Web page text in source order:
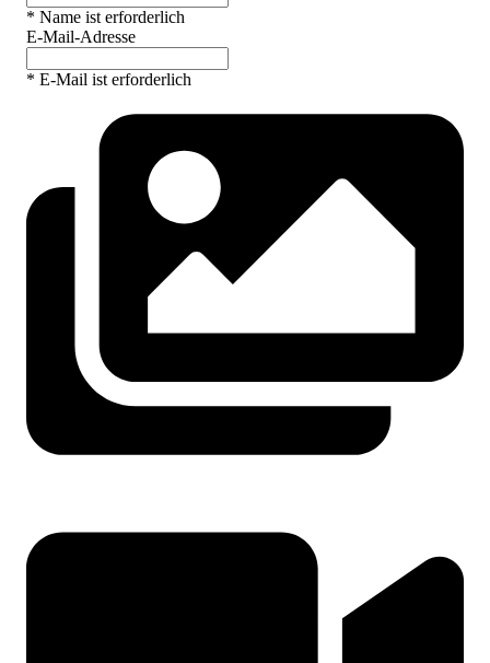
* Name ist erforderlich
E-Mail-Adresse
* E-Mail ist erforderlich